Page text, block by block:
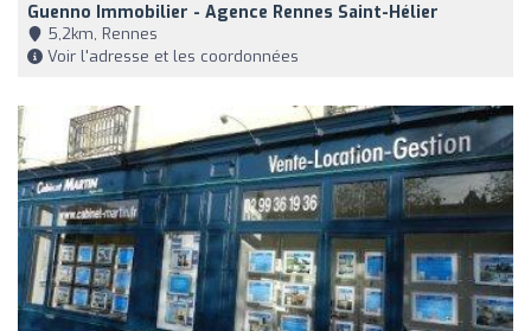
Guenno Immobilier - Agence Rennes Saint-Hélier
5,2km, Rennes
Voir l'adresse et les coordonnées